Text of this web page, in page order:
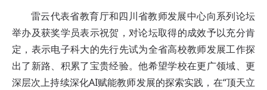
雷云代表省教育厅和四川省教师发展中心向系列论坛
举办及获奖学员表示祝贺，对论坛取得的成效予以充分肯
定，表示电子科大的先行先试为全省高校教师发展工作探
出了新路、积累了宝贵经验。他希望学校在更广领域、更
深层次上持续深化AI赋能教师发展的探索实践，在“顶天立